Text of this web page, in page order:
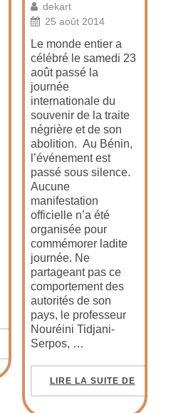
dekart
25 août 2014
Le monde entier a
célébré le samedi 23
août passé la
journée
internationale du
souvenir de la traite
négrière et de son
abolition. Au Bénin,
l’événement est
passé sous silence.
Aucune
manifestation
officielle n’a été
organisée pour
commémorer ladite
journée. Ne
partageant pas ce
comportement des
autorités de son
pays, le professeur
Nouréini Tidjani-
Serpos, …
LIRE LA SUITE DE